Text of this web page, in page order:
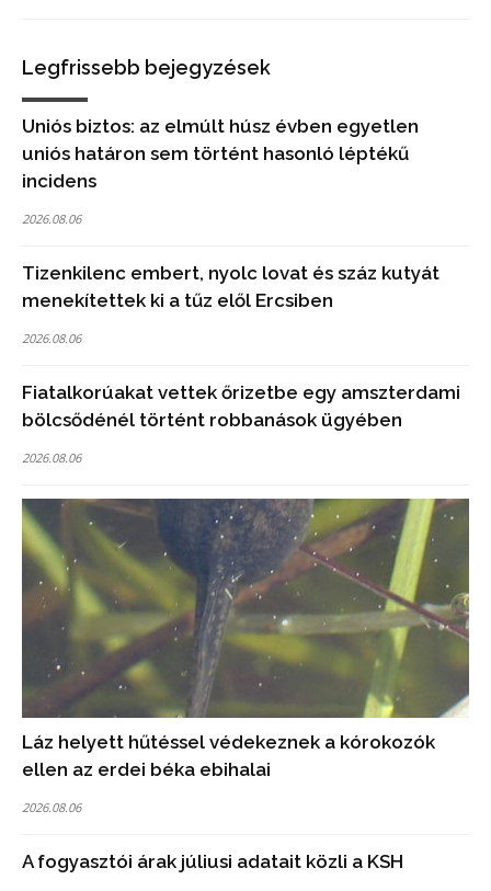
Legfrissebb bejegyzések
Uniós biztos: az elmúlt húsz évben egyetlen
uniós határon sem történt hasonló léptékű
incidens
2026.08.06
Tizenkilenc embert, nyolc lovat és száz kutyát
menekítettek ki a tűz elől Ercsiben
2026.08.06
Fiatalkorúakat vettek őrizetbe egy amszterdami
bölcsődénél történt robbanások ügyében
2026.08.06
Láz helyett hűtéssel védekeznek a kórokozók
ellen az erdei béka ebihalai
2026.08.06
A fogyasztói árak júliusi adatait közli a KSH